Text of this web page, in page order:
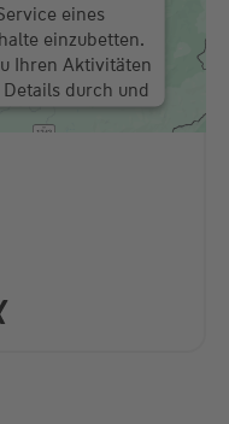
eines
einzubetten.
Ihren Aktivitäten
durch und
Service zu, um